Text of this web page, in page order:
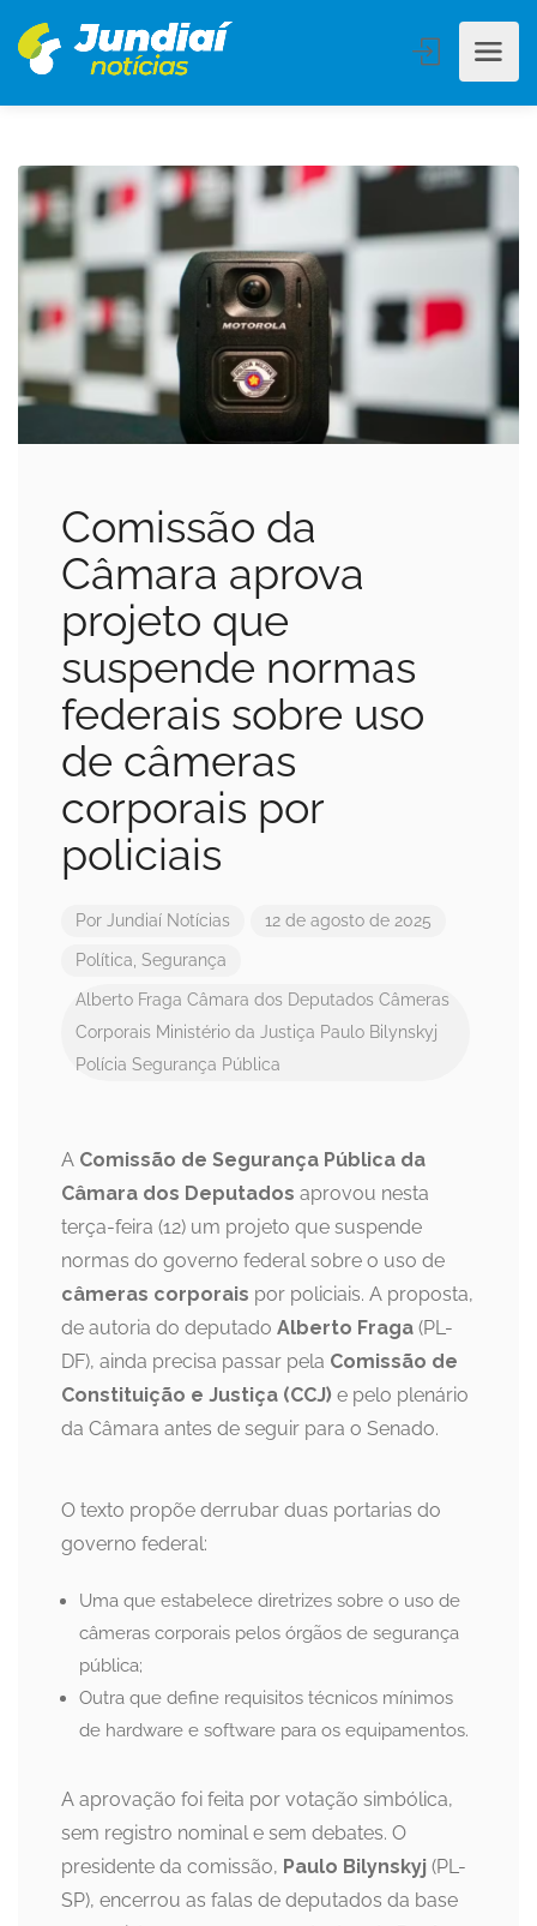
Comissão da
Câmara aprova
projeto que
suspende normas
federais sobre uso
de câmeras
corporais por
policiais
Por Jundiaí Notícias 12 de agosto de 2025
Política, Segurança
Alberto Fraga Câmara dos Deputados Câmeras
Corporais Ministério da Justiça Paulo Bilynskyj
Polícia Segurança Pública
A Comissão de Segurança Pública da
Câmara dos Deputados aprovou nesta
terça-feira (12) um projeto que suspende
normas do governo federal sobre o uso de
câmeras corporais por policiais. A proposta,
de autoria do deputado Alberto Fraga (PL-
DF), ainda precisa passar pela Comissão de
Constituição e Justiça (CCJ) e pelo plenário
da Câmara antes de seguir para o Senado.
O texto propõe derrubar duas portarias do
governo federal:
Uma que estabelece diretrizes sobre o uso de
câmeras corporais pelos órgãos de segurança
pública;
Outra que define requisitos técnicos mínimos
de hardware e software para os equipamentos.
A aprovação foi feita por votação simbólica,
sem registro nominal e sem debates. O
presidente da comissão, Paulo Bilynskyj (PL-
SP), encerrou as falas de deputados da base